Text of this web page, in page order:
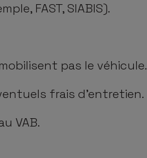
FAST, SIABIS).
pas le véhicule.
frais d’entretien.
VAB.